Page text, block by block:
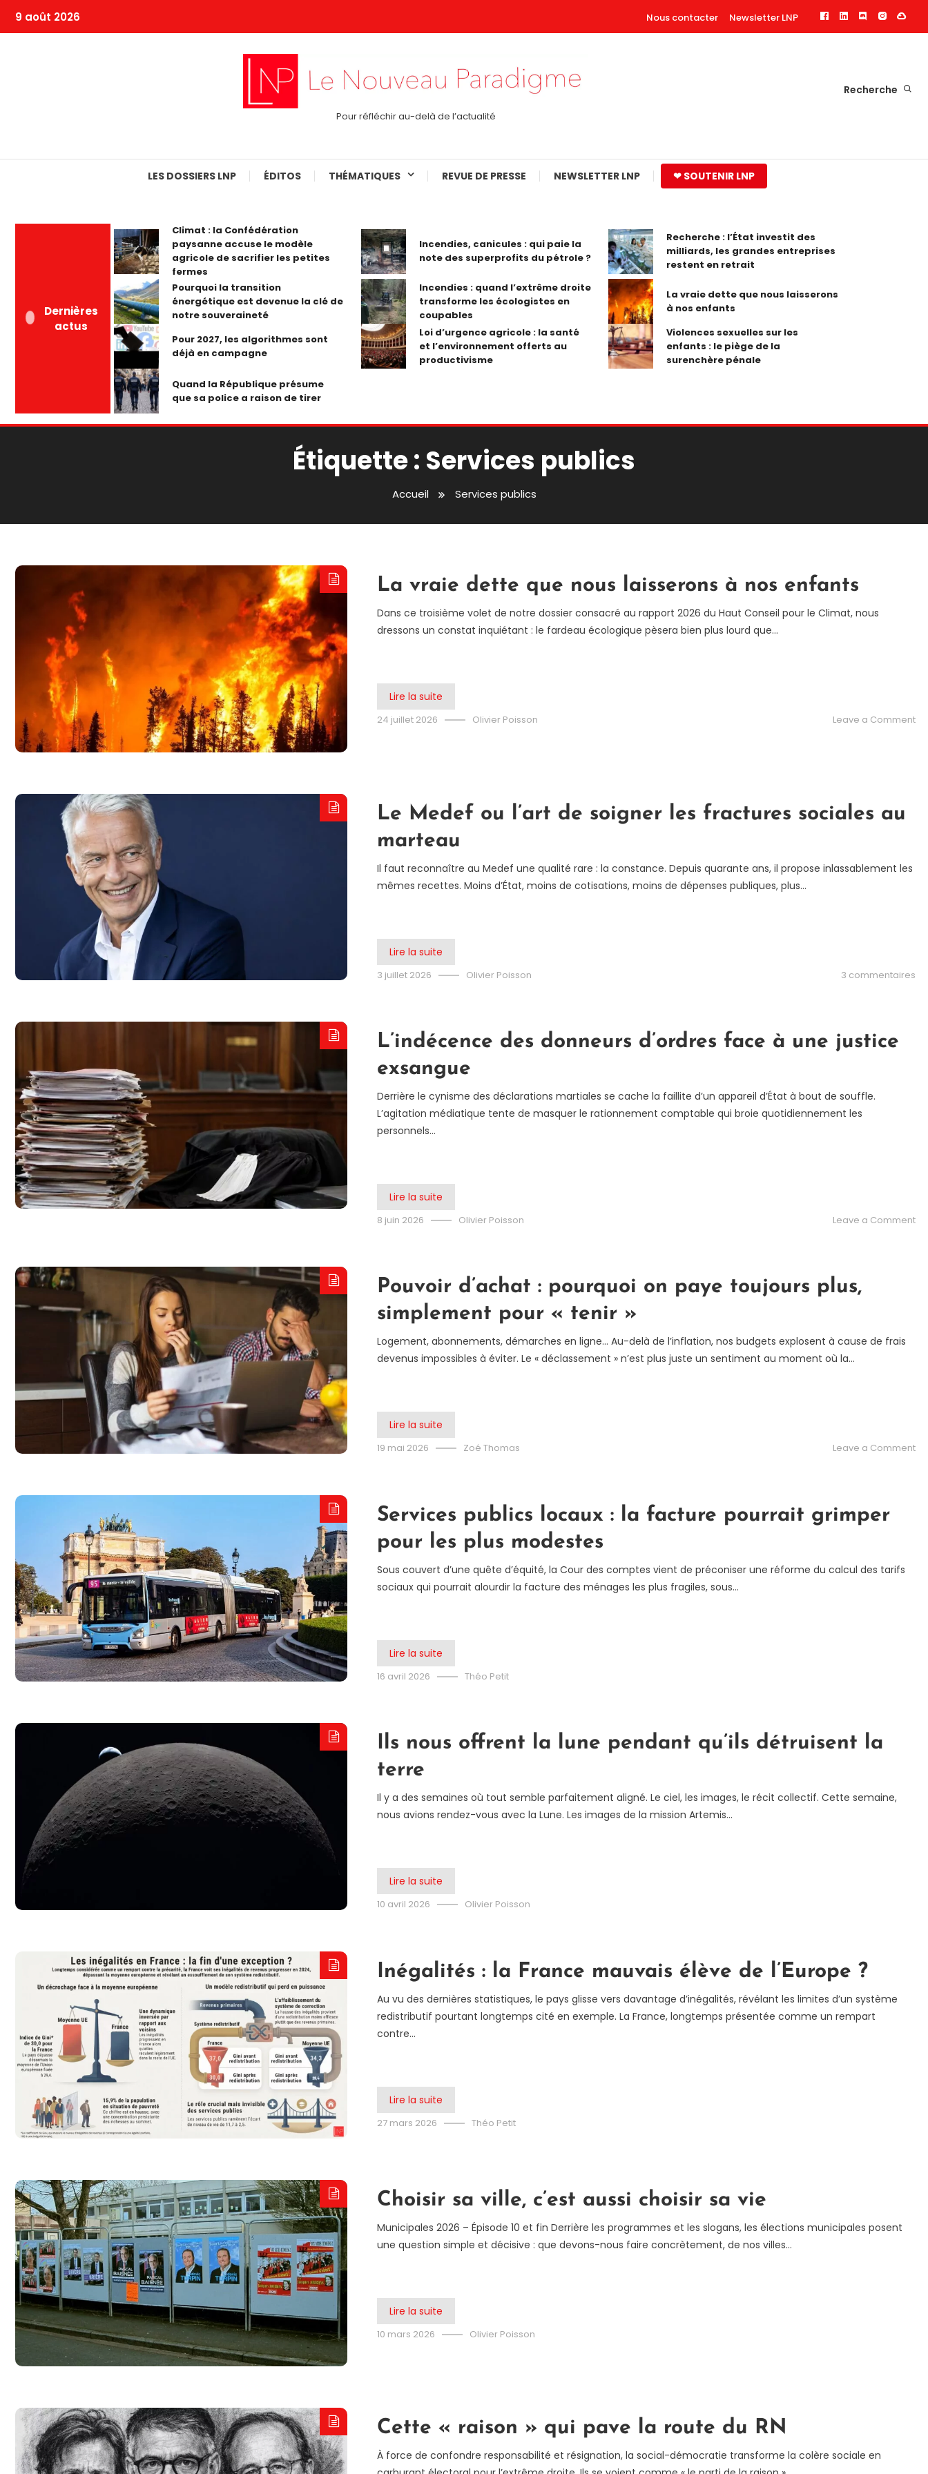
9 août 2026 Nous contacter Newsletter LNP
Pour réfléchir au-delà de l’actualité
Recherche
LES DOSSIERS LNP ÉDITOS THÉMATIQUES REVUE DE PRESSE NEWSLETTER LNP ❤ SOUTENIR LNP
Dernières
actus
Climat : la Confédération
paysanne accuse le modèle
agricole de sacrifier les petites
fermes
Incendies, canicules : qui paie la
note des superprofits du pétrole ?
Recherche : l’État investit des
milliards, les grandes entreprises
restent en retrait
Pourquoi la transition
énergétique est devenue la clé de
notre souveraineté
Incendies : quand l’extrême droite
transforme les écologistes en
coupables
La vraie dette que nous laisserons
à nos enfants
Pour 2027, les algorithmes sont
déjà en campagne
Loi d’urgence agricole : la santé
et l’environnement offerts au
productivisme
Violences sexuelles sur les
enfants : le piège de la
surenchère pénale
Quand la République présume
que sa police a raison de tirer
Étiquette : Services publics
Accueil Services publics
La vraie dette que nous laisserons à nos enfants
Dans ce troisième volet de notre dossier consacré au rapport 2026 du Haut Conseil pour le Climat, nous
dressons un constat inquiétant : le fardeau écologique pèsera bien plus lourd que…
Lire la suite
24 juillet 2026 Olivier Poisson Leave a Commenton
Le Medef ou l’art de soigner les fractures sociales au
marteau
Il faut reconnaître au Medef une qualité rare : la constance. Depuis quarante ans, il propose inlassablement les
mêmes recettes. Moins d’État, moins de cotisations, moins de dépenses publiques, plus…
Lire la suite
3 juillet 2026 Olivier Poisson 3 commentaires
L’indécence des donneurs d’ordres face à une justice
exsangue
Derrière le cynisme des déclarations martiales se cache la faillite d’un appareil d’État à bout de souffle.
L’agitation médiatique tente de masquer le rationnement comptable qui broie quotidiennement les
personnels…
Lire la suite
8 juin 2026 Olivier Poisson Leave a Commenton
Pouvoir d’achat : pourquoi on paye toujours plus,
simplement pour « tenir »
Logement, abonnements, démarches en ligne… Au-delà de l’inflation, nos budgets explosent à cause de frais
devenus impossibles à éviter. Le « déclassement » n’est plus juste un sentiment au moment où la…
Lire la suite
19 mai 2026 Zoé Thomas Leave a Commenton
Services publics locaux : la facture pourrait grimper
pour les plus modestes
Sous couvert d’une quête d’équité, la Cour des comptes vient de préconiser une réforme du calcul des tarifs
sociaux qui pourrait alourdir la facture des ménages les plus fragiles, sous…
Lire la suite
16 avril 2026 Théo Petit
Ils nous offrent la lune pendant qu’ils détruisent la
terre
Il y a des semaines où tout semble parfaitement aligné. Le ciel, les images, le récit collectif. Cette semaine,
nous avions rendez-vous avec la Lune. Les images de la mission Artemis…
Lire la suite
10 avril 2026 Olivier Poisson
Inégalités : la France mauvais élève de l’Europe ?
Au vu des dernières statistiques, le pays glisse vers davantage d’inégalités, révélant les limites d’un système
redistributif pourtant longtemps cité en exemple. La France, longtemps présentée comme un rempart
contre…
Lire la suite
27 mars 2026 Théo Petit
Choisir sa ville, c’est aussi choisir sa vie
Municipales 2026 – Épisode 10 et fin Derrière les programmes et les slogans, les élections municipales posent
une question simple et décisive : que devons-nous faire concrètement, de nos villes…
Lire la suite
10 mars 2026 Olivier Poisson
Cette « raison » qui pave la route du RN
À force de confondre responsabilité et résignation, la social-démocratie transforme la colère sociale en